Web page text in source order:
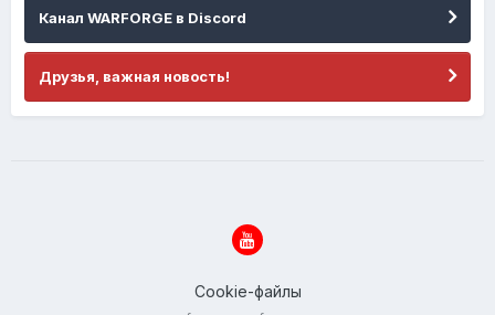
Канал WARFORGE в Discord
Друзья, важная новость!
Cookie-файлы